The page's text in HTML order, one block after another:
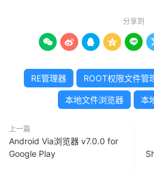
分享到
    
RE管理器 ROOT权限文件管
本地文件浏览器 本
上一篇
Android Via浏览器 v7.0.0 for
Google Play